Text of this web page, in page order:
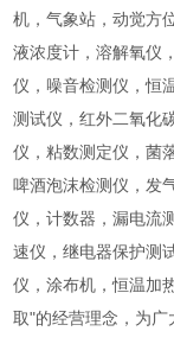
机，气象站，动觉方
液浓度计，溶解氧仪
仪，噪音检测仪，恒
测试仪，红外二氧化
仪，粘数测定仪，菌
啤酒泡沫检测仪，发
仪，计数器，漏电流
速仪，继电器保护测
仪，涂布机，恒温加
取"的经营理念，为